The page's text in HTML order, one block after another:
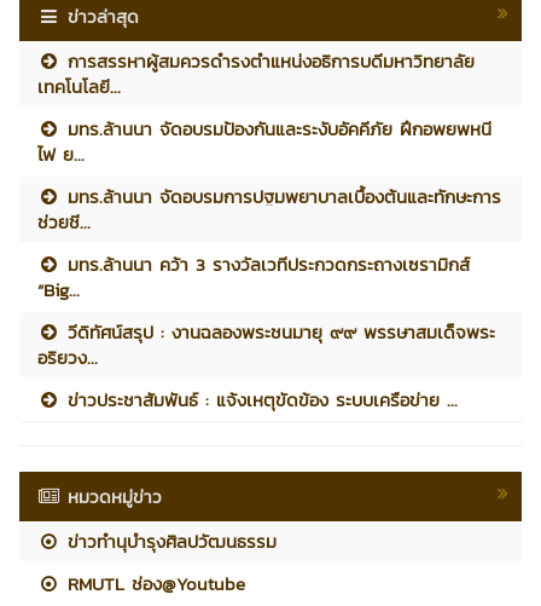
ข่าวล่าสุด
การสรรหาผู้สมควรดำรงตำแหน่งอธิการบดีมหาวิทยาลัย
เทคโนโลยี...
มทร.ล้านนา จัดอบรมป้องกันและระงับอัคคีภัย ฝึกอพยพหนี
ไฟ ย...
มทร.ล้านนา จัดอบรมการปฐมพยาบาลเบื้องต้นและทักษะการ
ช่วยชี...
มทร.ล้านนา คว้า 3 รางวัลเวทีประกวดกระถางเซรามิกส์
“Big...
วีดิทัศน์สรุป : งานฉลองพระชนมายุ ๙๙ พรรษาสมเด็จพระ
อริยวง...
ข่าวประชาสัมพันธ์ : แจ้งเหตุขัดข้อง ระบบเครือข่าย ...
หมวดหมู่ข่าว
ข่าวทำนุบำรุงศิลปวัฒนธรรม
RMUTL ช่อง@Youtube